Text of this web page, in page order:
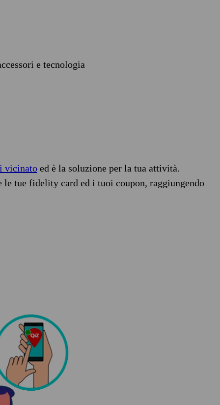
e tecnologia
vicinatoed è la soluzione per la tua attività.
tue fidelity card ed i tuoi coupon, raggiungendo